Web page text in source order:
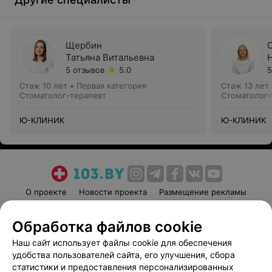
Щербин
Татьяна Витальевна
5 отзывов
5.0
Стаж 10 лет • Первая категория
Стоматолог-терапевт
Ю-КЛИНИК
Стаж 13 лет
Ю-КЛИНИК
О проекте Новости проекта
Размещение рекламы
Пользовательское соглашение
Способы оплаты
Вакансии
Партнеры
Написать руководителю 103.by
Обработка файлов cookie
Наш сайт использует файлы cookie для обеспечения
удобства пользователей сайта, его улучшения, сбора
статистики и предоставления персонализированных